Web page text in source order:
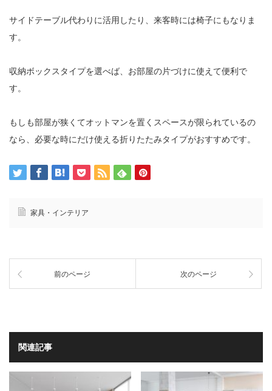
サイドテーブル代わりに活用したり、来客時には椅子にもなりま
す。
収納ボックスタイプを選べば、お部屋の片づけに使えて便利で
す。
もしも部屋が狭くてオットマンを置くスペースが限られているの
なら、必要な時にだけ使える折りたたみタイプがおすすめです。
家具・インテリア
前のページ 次のページ
関連記事